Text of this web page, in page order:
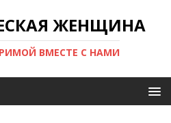
ЖЕНЩИНА
ВМЕСТЕ С НАМИ